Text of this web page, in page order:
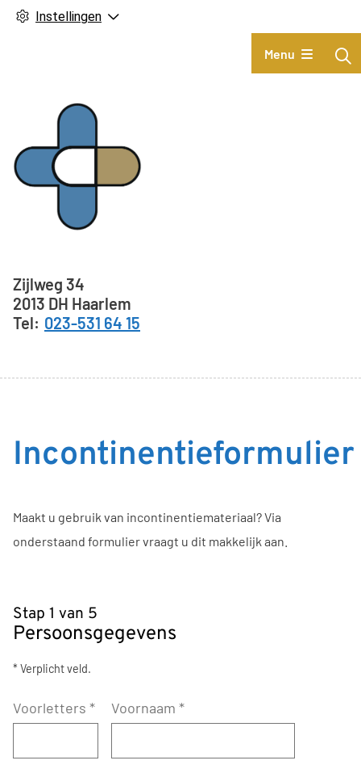
Instellingen
Hoofdmenu
Menu
Adresgegevens
Zijlweg 34
2013 DH Haarlem
023-531 64 15
Incontinentieformulier
Maakt u gebruik van incontinentiemateriaal? Via
onderstaand formulier vraagt u dit makkelijk aan.
Stap 1 van 5
Persoonsgegevens
* Verplicht veld.
Voorletters * Voornaam *